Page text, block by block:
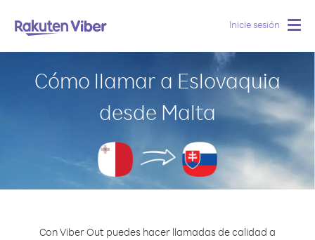
Inicie sesión
Cómo llamar a Eslovaquia
desde Malta
Con Viber Out puedes hacer llamadas de calidad a